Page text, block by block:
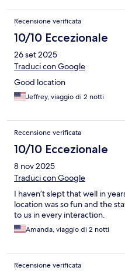
Recensione verificata
10/10 Eccezionale
26 set 2025
Traduci con Google
Good location
Jeffrey, viaggio di 2 notti
Recensione verificata
10/10 Eccezionale
8 nov 2025
Traduci con Google
I haven’t slept that well in
location was so fun and the
to us in every interaction.
Amanda, viaggio di 2 notti
Recensione verificata